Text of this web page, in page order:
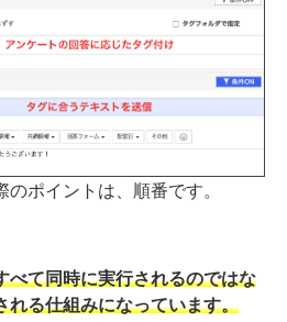
ポイントは、順番です。
べて同時に実行されるのではな
れる仕組みになっています。